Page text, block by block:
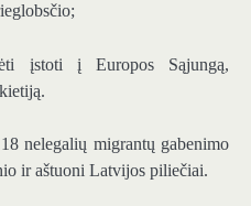
įstoti į Europos Sąjungą,
nelegalių migrantų gabenimo
ir aštuoni Latvijos piliečiai.